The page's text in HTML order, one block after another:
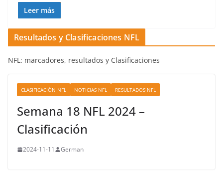
Leer más
Resultados y Clasificaciones NFL
NFL: marcadores, resultados y Clasificaciones
CLASIFICACIÓN NFL NOTICIAS NFL RESULTADOS NFL
Semana 18 NFL 2024 –
Clasificación
2024-11-11 German